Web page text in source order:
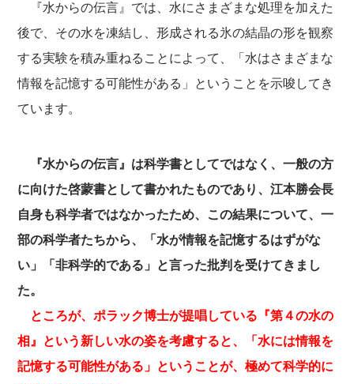
『水からの伝言』では、水にさまざまな処理を加えた
後で、その水を凍結し、形成される氷の結晶の形を観察
する実験を積み重ねることによって、「水はさまざまな
情報を記憶する可能性がある」ということを示唆してき
ています。
『水からの伝言』は科学書としてではなく、一般の方
に向けた啓蒙書として書かれたものであり、江本勝会長
自身も科学者ではなかったため、この結果について、一
部の科学者たちから、「水が情報を記憶するはずがな
い」「非科学的である」と言った批判を受けてきまし
た。
ところが、ポラック博士が提唱している『第４の水の
相』という新しい水の姿を考慮すると、「水には情報を
記憶する可能性がある」ということが、極めて科学的に